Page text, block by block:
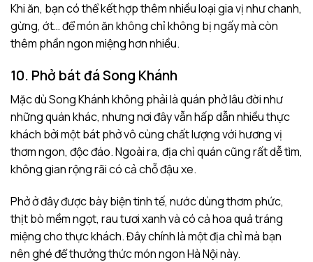
Khi ăn, bạn có thể kết hợp thêm nhiều loại gia vị như chanh,
gừng, ớt… để món ăn không chỉ không bị ngấy mà còn
thêm phần ngon miệng hơn nhiều.
10. Phở bát đá Song Khánh
Mặc dù Song Khánh không phải là quán phở lâu đời như
những quán khác, nhưng nơi đây vẫn hấp dẫn nhiều thực
khách bởi một bát phở vô cùng chất lượng với hương vị
thơm ngon, độc đáo. Ngoài ra, địa chỉ quán cũng rất dễ tìm,
không gian rộng rãi có cả chỗ đậu xe.
Phở ở đây được bày biện tinh tế, nước dùng thơm phức,
thịt bò mềm ngọt, rau tươi xanh và có cả hoa quả tráng
miệng cho thực khách. Đây chính là một địa chỉ mà bạn
nên ghé để thưởng thức món ngon Hà Nội này.